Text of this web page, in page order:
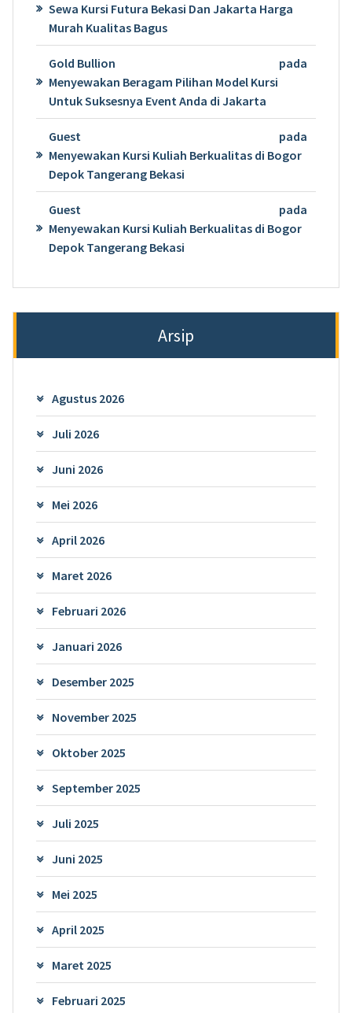
Sewa Kursi Futura Bekasi Dan Jakarta Harga
Murah Kualitas Bagus
Gold Bullion
pada
Menyewakan Beragam Pilihan Model Kursi
Untuk Suksesnya Event Anda di Jakarta
Guest
pada
Menyewakan Kursi Kuliah Berkualitas di Bogor
Depok Tangerang Bekasi
Guest
pada
Menyewakan Kursi Kuliah Berkualitas di Bogor
Depok Tangerang Bekasi
Arsip
Agustus 2026
Juli 2026
Juni 2026
Mei 2026
April 2026
Maret 2026
Februari 2026
Januari 2026
Desember 2025
November 2025
Oktober 2025
September 2025
Juli 2025
Juni 2025
Mei 2025
April 2025
Maret 2025
Februari 2025